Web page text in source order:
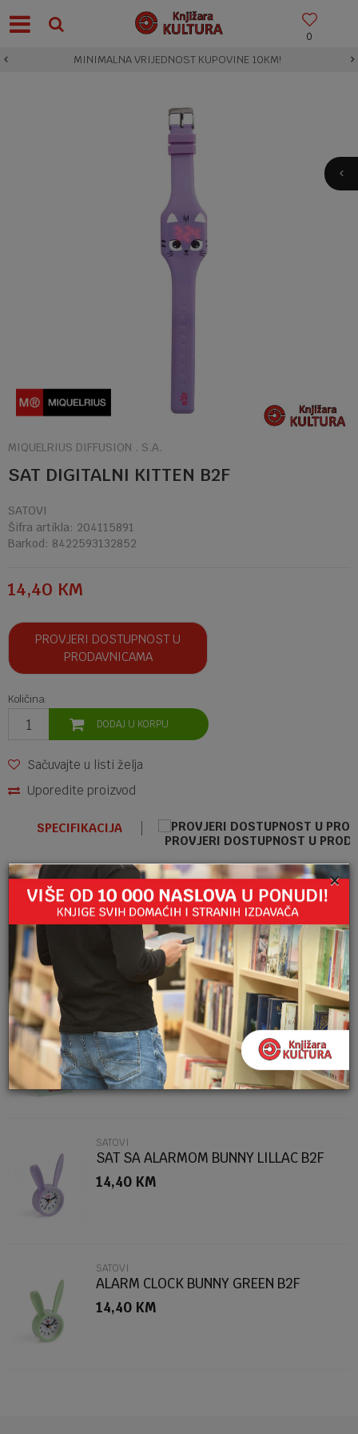
0
MINIMALNA VRIJEDNOST KUPOVINE 10KM!
MIQUELRIUS DIFFUSION . S.A.
SAT DIGITALNI KITTEN B2F
SATOVI
Šifra artikla: 204115891
Barkod: 8422593132852
14,40 KM
PROVJERI DOSTUPNOST U
PRODAVNICAMA
Količina:
DODAJ U KORPU
Sačuvajte u listi želja
Uporedite proizvod
SPECIFIKACIJA
PROVJERI DOSTUPNOST U
Kategorija
SATOVI
MIQUELRIUS DIFFUSION . S.A.
Ime/Nadimak
Email
Poruka
POŠALJI
SLIČNI PROIZVODI
SAT SA ALARMOM B2F BUNNY 13258
14,40KM
SATOVI
SAT SA ALARMOM BUNNY LILLAC B2F
14,40 KM
SATOVI
ALARM CLOCK BUNNY GREEN B2F
14,40 KM
×